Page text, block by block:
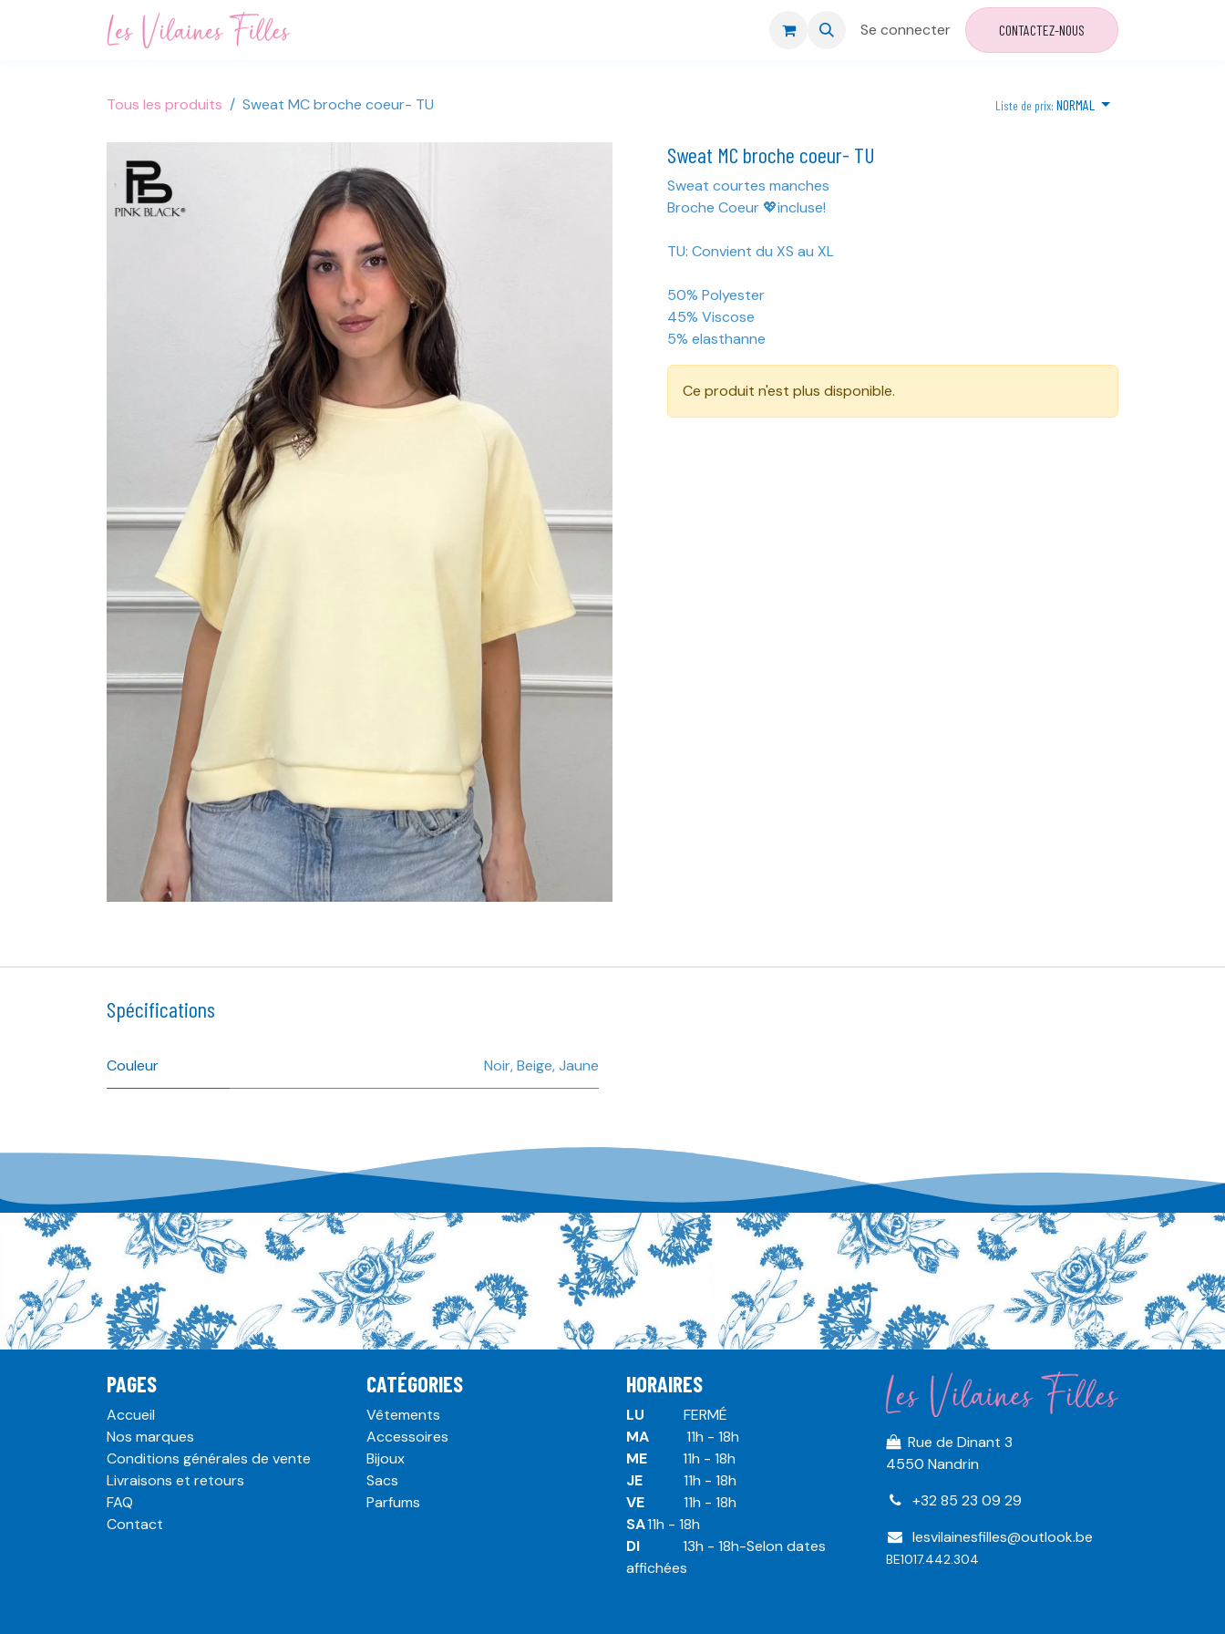
Livraison et retour Se connecter CONTACTEZ-NOUS
Tous les produits Sweat MC broche coeur- TU Liste de prix: NORMAL
Sweat MC broche coeur- TU
Sweat courtes manches
Broche Coeur 💖incluse!
TU: Convient du XS au XL
50% Polyester
45% Viscose
5% elasthanne
Ce produit n'est plus disponible.
Spécifications
Couleur Noir,Beige,Jaune
PAGES
Accueil
Nos marques
Conditions générales de vente
Livraisons et retours
FAQ
Contact
CATÉGORIES
Vêtements
Accessoires
Bijoux
Sacs
Parfums
HORAIRES
LU
​ ​FERMÉ
MA
​11h - 18h
ME
​11h - 18h
JE
​​11h - 18h
VE
​​​11h - 18h
SA​​​11h - 18h
DI
​​​ 13h - 18h-Selon dates
affichées
Rue de Dinant 3
4550 Nandrin
+32 85 23 09 29
lesvilainesfilles@outlook.be
BE1017.442.304